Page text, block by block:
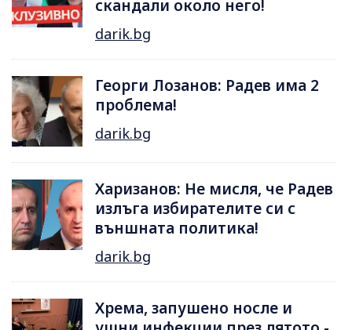
скандали около него!
darik.bg
Георги Лозанов: Радев има 2
проблема!
darik.bg
Харизанов: Не мисля, че Радев
излъга избирателите си с
външната политика!
darik.bg
Хрема, запушено носле и